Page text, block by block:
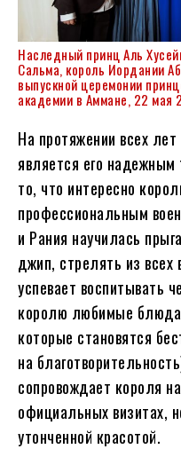
Наследный принц Аль
Сальма, король Иордании
выпускной церемонии
академии в Аммане, 22 мая
На протяжении всех
является его
то, что интересно
профессиональным
и Рания научилась
джип, стрелять из всех
успевает воспитывать
королю любимые
которые становятся
на
сопровождает короля
официальных визитах,
утонченной красотой.